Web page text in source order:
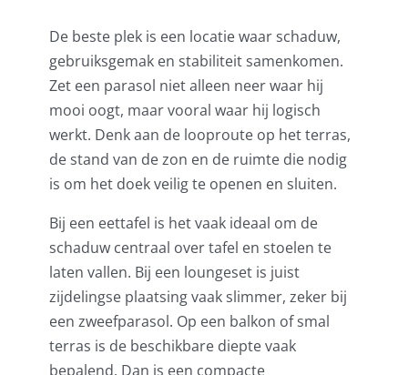
De beste plek is een locatie waar schaduw,
gebruiksgemak en stabiliteit samenkomen.
Zet een parasol niet alleen neer waar hij
mooi oogt, maar vooral waar hij logisch
werkt. Denk aan de looproute op het terras,
de stand van de zon en de ruimte die nodig
is om het doek veilig te openen en sluiten.
Bij een eettafel is het vaak ideaal om de
schaduw centraal over tafel en stoelen te
laten vallen. Bij een loungeset is juist
zijdelingse plaatsing vaak slimmer, zeker bij
een zweefparasol. Op een balkon of smal
terras is de beschikbare diepte vaak
bepalend. Dan is een compacte